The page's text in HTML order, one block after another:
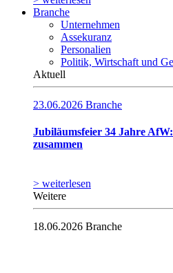
Branche
Unternehmen
Assekuranz
Personalien
Politik, Wirtschaft und
Aktuell
23.06.2026 Branche
Jubiläumsfeier 34 Jahre
zusammen
> weiterlesen
Weitere
18.06.2026 Branche